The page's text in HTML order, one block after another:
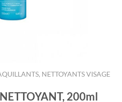
NETTOYANTS VISAGE
200ml